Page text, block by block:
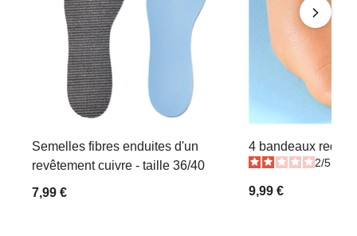
Semelles fibres enduites d'un
revêtement cuivre - taille 36/40
7,99 €
4 bandeaux
2/5
9,99 €